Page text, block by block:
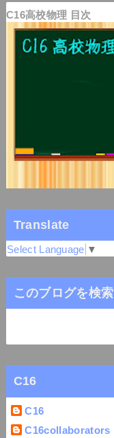
C16高校物理 目次
Translate
Select Language ▼
このブログを検索
C16
C16
C16collaborators